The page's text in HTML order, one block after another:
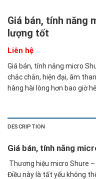
Giá bán, tính năng
lượng tốt
Liên hệ
Giá bán, tính năng micro
chắc chắn, hiện đại, âm
hàng hài lòng hơn bao giờ
DESCRIPTION
Giá bán, tính năng
Thương hiệu micro Shure
Điều này là tất yếu không